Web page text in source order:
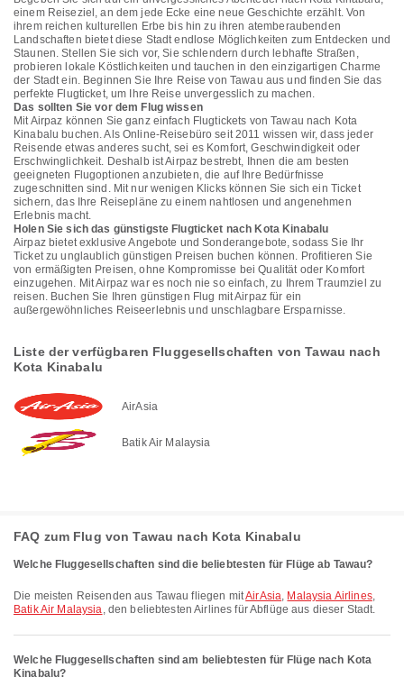
einem Reiseziel, an dem jede Ecke eine neue Geschichte erzählt. Von
ihrem reichen kulturellen Erbe bis hin zu ihren atemberaubenden
Landschaften bietet diese Stadt endlose Möglichkeiten zum Entdecken und
Staunen. Stellen Sie sich vor, Sie schlendern durch lebhafte Straßen,
probieren lokale Köstlichkeiten und tauchen in den einzigartigen Charme
der Stadt ein. Beginnen Sie Ihre Reise von Tawau aus und finden Sie das
perfekte Flugticket, um Ihre Reise unvergesslich zu machen.
Das sollten Sie vor dem Flug wissen
Mit Airpaz können Sie ganz einfach Flugtickets von Tawau nach Kota
Kinabalu buchen. Als Online-Reisebüro seit 2011 wissen wir, dass jeder
Reisende etwas anderes sucht, sei es Komfort, Geschwindigkeit oder
Erschwinglichkeit. Deshalb ist Airpaz bestrebt, Ihnen die am besten
geeigneten Flugoptionen anzubieten, die auf Ihre Bedürfnisse
zugeschnitten sind. Mit nur wenigen Klicks können Sie sich ein Ticket
sichern, das Ihre Reisepläne zu einem nahtlosen und angenehmen
Erlebnis macht.
Holen Sie sich das günstigste Flugticket nach Kota Kinabalu
Airpaz bietet exklusive Angebote und Sonderangebote, sodass Sie Ihr
Ticket zu unglaublich günstigen Preisen buchen können. Profitieren Sie
von ermäßigten Preisen, ohne Kompromisse bei Qualität oder Komfort
einzugehen. Mit Airpaz war es noch nie so einfach, zu Ihrem Traumziel zu
reisen. Buchen Sie Ihren günstigen Flug mit Airpaz für ein
außergewöhnliches Reiseerlebnis und unschlagbare Ersparnisse.
Liste der verfügbaren Fluggesellschaften von Tawau nach
Kota Kinabalu
AirAsia
Batik Air Malaysia
FAQ zum Flug von Tawau nach Kota Kinabalu
Welche Fluggesellschaften sind die beliebtesten für Flüge ab Tawau?
Die meisten Reisenden aus Tawau fliegen mitAirAsia, Malaysia Airlines,
Batik Air Malaysia, den beliebtesten Airlines für Abflüge aus dieser Stadt.
Welche Fluggesellschaften sind am beliebtesten für Flüge nach Kota
Kinabalu?